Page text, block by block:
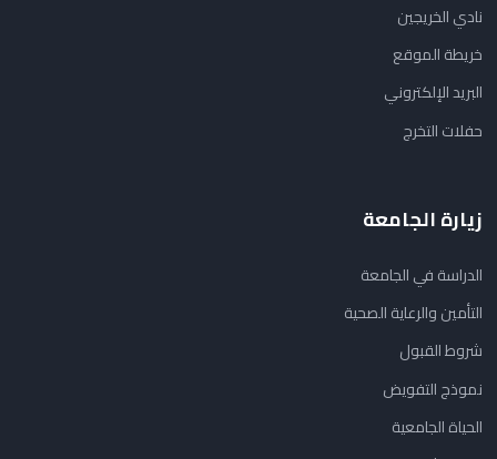
نادي الخريجين
خريطة الموقع
البريد الإلكتروني
حفلات التخرج
زيارة الجامعة
الدراسة في الجامعة
التأمين والرعاية الصحية
شروط القبول
نموذج التفويض
الحياة الجامعية